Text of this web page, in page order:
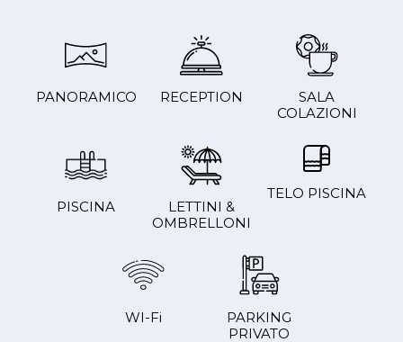
PANORAMICO RECEPTION
SALA
COLAZIONI
PISCINA
LETTINI &
OMBRELLONI
TELO PISCINA
WI-Fi
PARKING
PRIVATO